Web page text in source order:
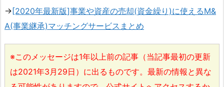
→ [2020年最新版]事業や資産の売却(資金繰り)に使えるM&
A(事業継承)マッチングサービスまとめ
※このメッセージは1年以上前の記事（当記事最初の更新
は2021年3月29日）に出るものです。最新の情報と異な